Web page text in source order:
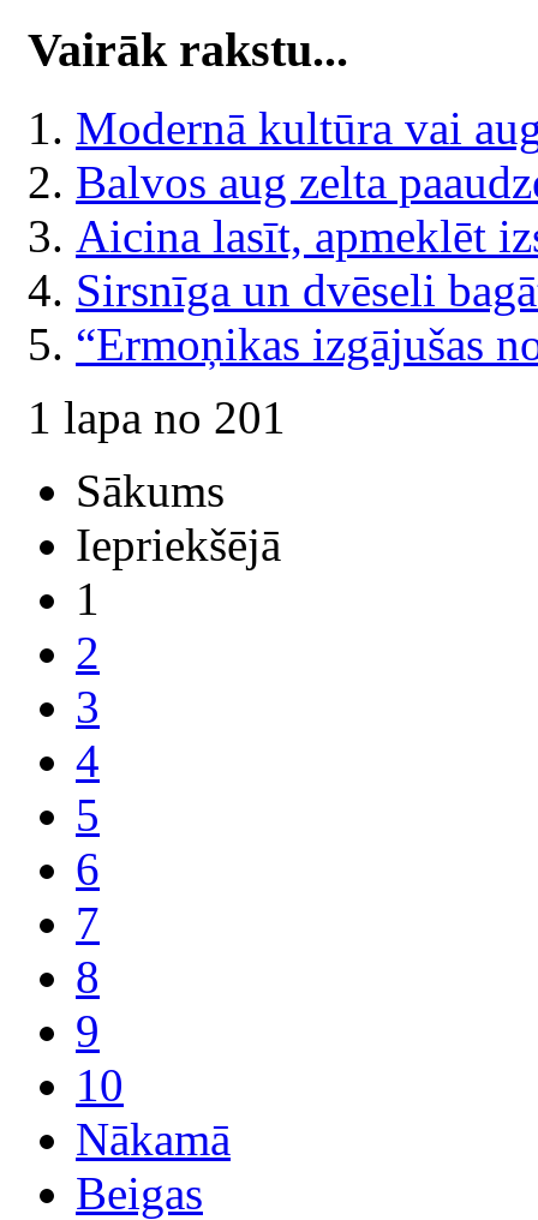
Vairāk rakstu...
Modernā kultūra vai
Balvos aug zelta
Aicina lasīt, apmeklēt
Sirsnīga un dvēseli
“Ermoņikas izgājušas
1 lapa no 201
Sākums
Iepriekšējā
1
2
3
4
5
6
7
8
9
10
Nākamā
Beigas